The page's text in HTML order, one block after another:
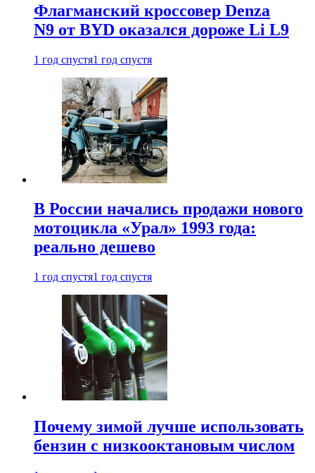
Флагманский кроссовер Denza
N9 от BYD оказался дороже Li L9
1 год спустя1 год спустя
В России начались продажи нового
мотоцикла «Урал» 1993 года:
реально дешево
1 год спустя1 год спустя
Почему зимой лучше использовать
бензин с низкооктановым числом